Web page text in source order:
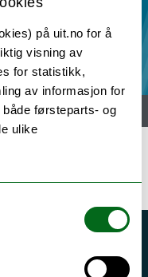
på uit.no for å
visning av
for statistikk,
av informasjon for
førsteparts- og
ulike